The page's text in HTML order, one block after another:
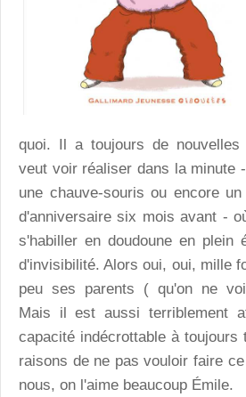
quoi. Il a toujours de nouvelles
veut voir réaliser dans la minute
une chauve-souris ou encore
d'anniversaire six mois avant -
s'habiller en doudoune en plein
d'invisibilité. Alors oui, oui, mille
peu ses parents ( qu'on ne
Mais il est aussi terriblement
capacité indécrottable à toujours
raisons de ne pas vouloir faire
nous, on l'aime beaucoup Émile.